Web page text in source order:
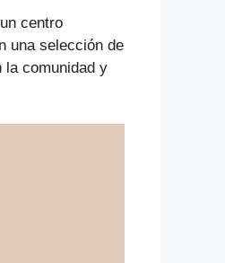
centro
una selección de
la comunidad y